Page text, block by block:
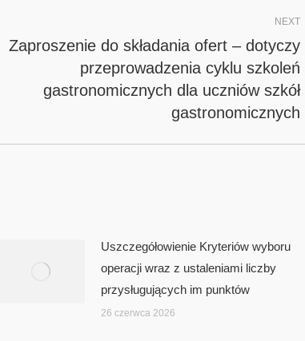
NEXT
Zaproszenie do składania ofert – dotyczy
przeprowadzenia cyklu szkoleń
gastronomicznych dla uczniów szkół
gastronomicznych
Uszczegółowienie Kryteriów wyboru
operacji wraz z ustaleniami liczby
przysługujących im punktów
26 czerwca 2026